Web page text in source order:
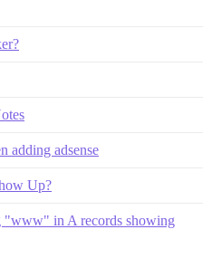
adding adsense
Up?
"www" in A records showing